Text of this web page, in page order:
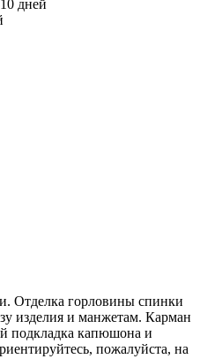
дней
Отделка горловины спинки
изделия и манжетам. Карман
подкладка капюшона и
пожалуйста, на